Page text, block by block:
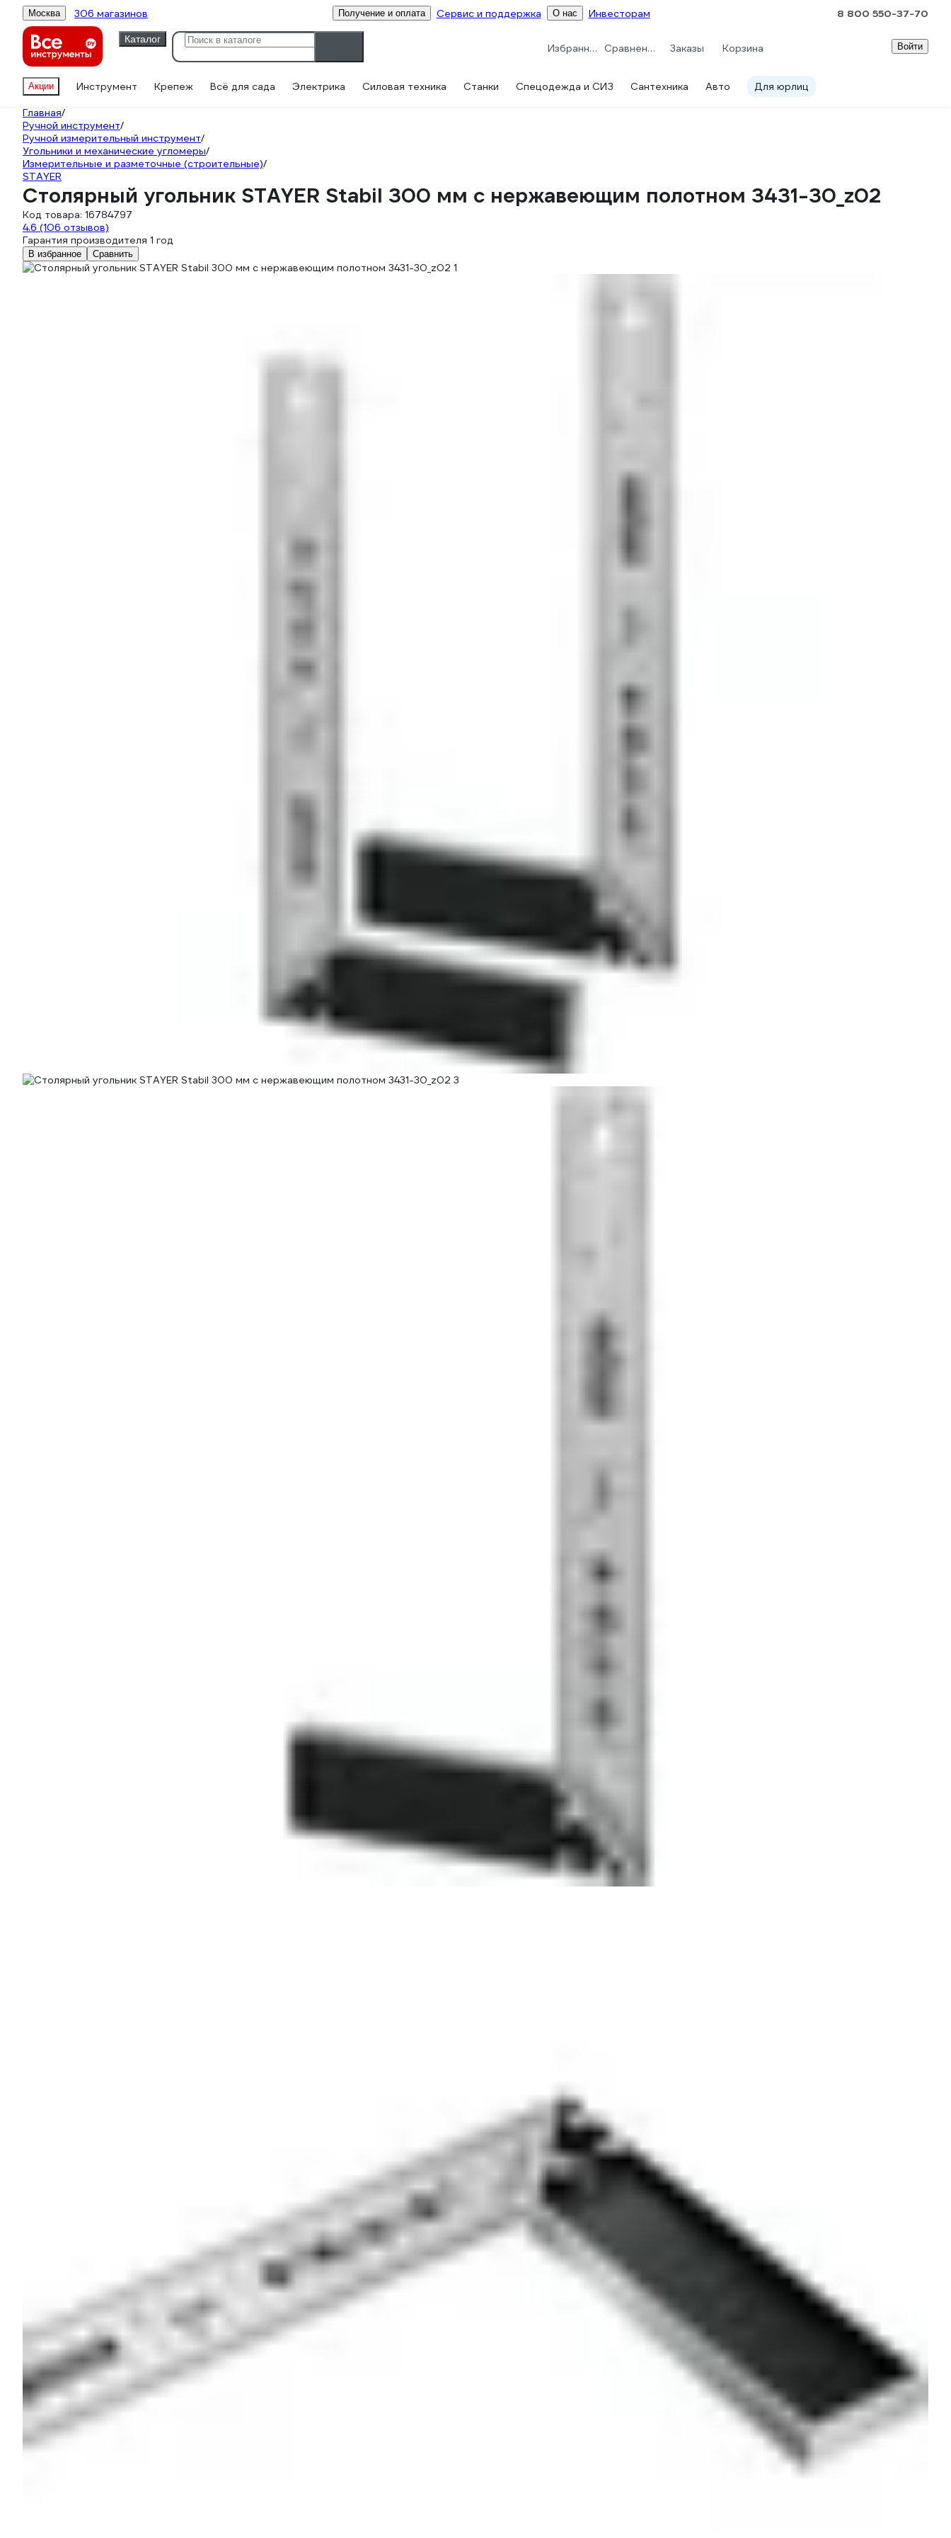
Москва 306 магазинов Получение и оплата Сервис и поддержка О нас Инвесторам 8 800 550-37-70
Каталог
Избранное Сравнение Заказы Корзина Войти
Акции Инструмент Крепеж Всё для сада Электрика Силовая техника Станки Спецодежда и СИЗ Сантехника Авто Для юрлиц
Главная/
Ручной инструмент/
Ручной измерительный инструмент/
Угольники и механические угломеры/
Измерительные и разметочные (строительные)/
STAYER
Столярный угольник STAYER Stabil 300 мм с нержавеющим полотном 3431-30_z02
Код товара: 16784797
4.6 (106 отзывов)
Гарантия производителя 1 год
В избранное Сравнить